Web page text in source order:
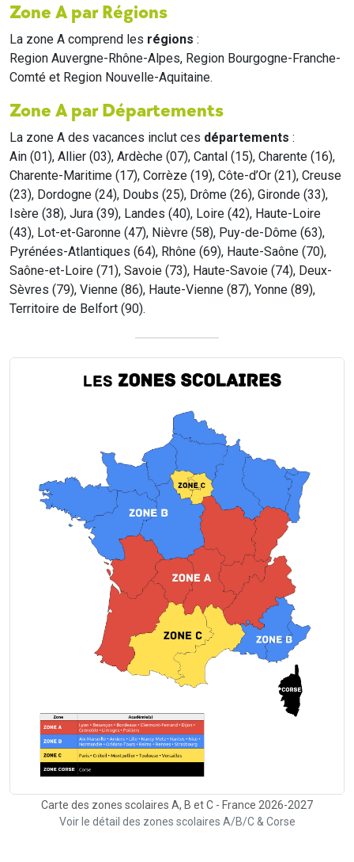
Zone A par Régions
La zone A comprend les régions :
Region Auvergne-Rhône-Alpes, Region Bourgogne-Franche-
Comté et Region Nouvelle-Aquitaine.
Zone A par Départements
La zone A des vacances inclut ces départements :
Ain (01), Allier (03), Ardèche (07), Cantal (15), Charente (16),
Charente-Maritime (17), Corrèze (19), Côte-d’Or (21), Creuse
(23), Dordogne (24), Doubs (25), Drôme (26), Gironde (33),
Isère (38), Jura (39), Landes (40), Loire (42), Haute-Loire
(43), Lot-et-Garonne (47), Nièvre (58), Puy-de-Dôme (63),
Pyrénées-Atlantiques (64), Rhône (69), Haute-Saône (70),
Saône-et-Loire (71), Savoie (73), Haute-Savoie (74), Deux-
Sèvres (79), Vienne (86), Haute-Vienne (87), Yonne (89),
Territoire de Belfort (90).
Carte des zones scolaires A, B et C - France 2026-2027
Voir le détail des zones scolaires A/B/C & Corse